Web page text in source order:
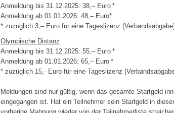
Anmeldung bis 31.12.2025: 38,– Euro *
Anmeldung ab 01.01.2026: 48,– Euro*
* zuzüglich 3,– Euro für eine Tageslizenz
Olympische Distanz
Anmeldung bis 31.12.2025: 55,– Euro *
Anmeldung ab 01.01.2026: 65,– Euro *
* zuzüglich 15,- Euro für eine Tageslizenz
Meldungen sind nur gültig, wenn das gesamte Startgeld
eingegangen ist. Hat ein Teilnehmer sein Startgeld in